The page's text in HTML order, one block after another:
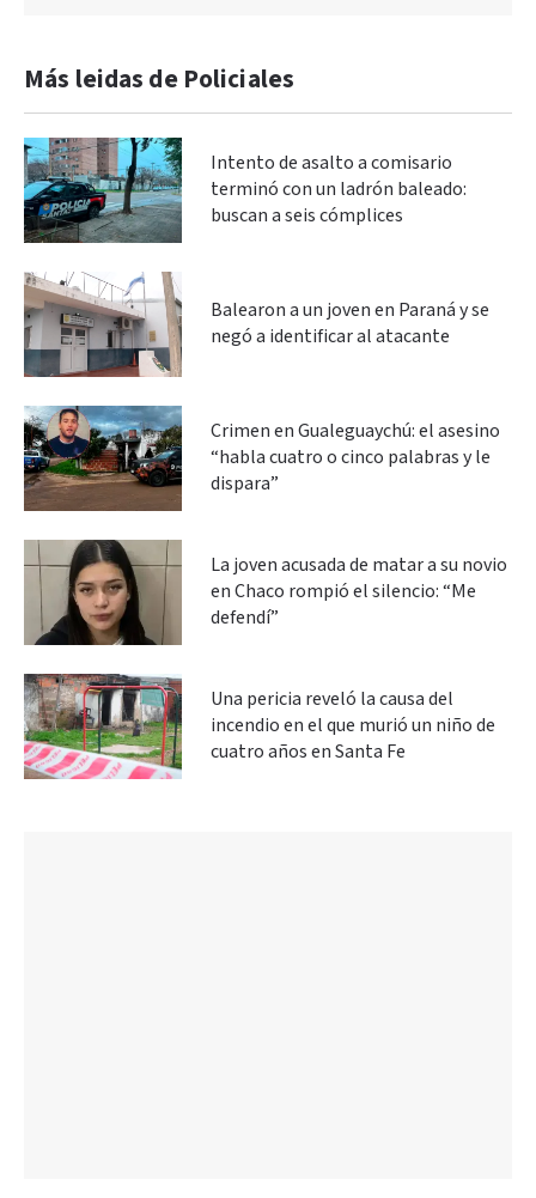
Más leidas de Policiales
Intento de asalto a comisario
terminó con un ladrón baleado:
buscan a seis cómplices
Balearon a un joven en Paraná y se
negó a identificar al atacante
Crimen en Gualeguaychú: el asesino
“habla cuatro o cinco palabras y le
dispara”
La joven acusada de matar a su novio
en Chaco rompió el silencio: “Me
defendí”
Una pericia reveló la causa del
incendio en el que murió un niño de
cuatro años en Santa Fe